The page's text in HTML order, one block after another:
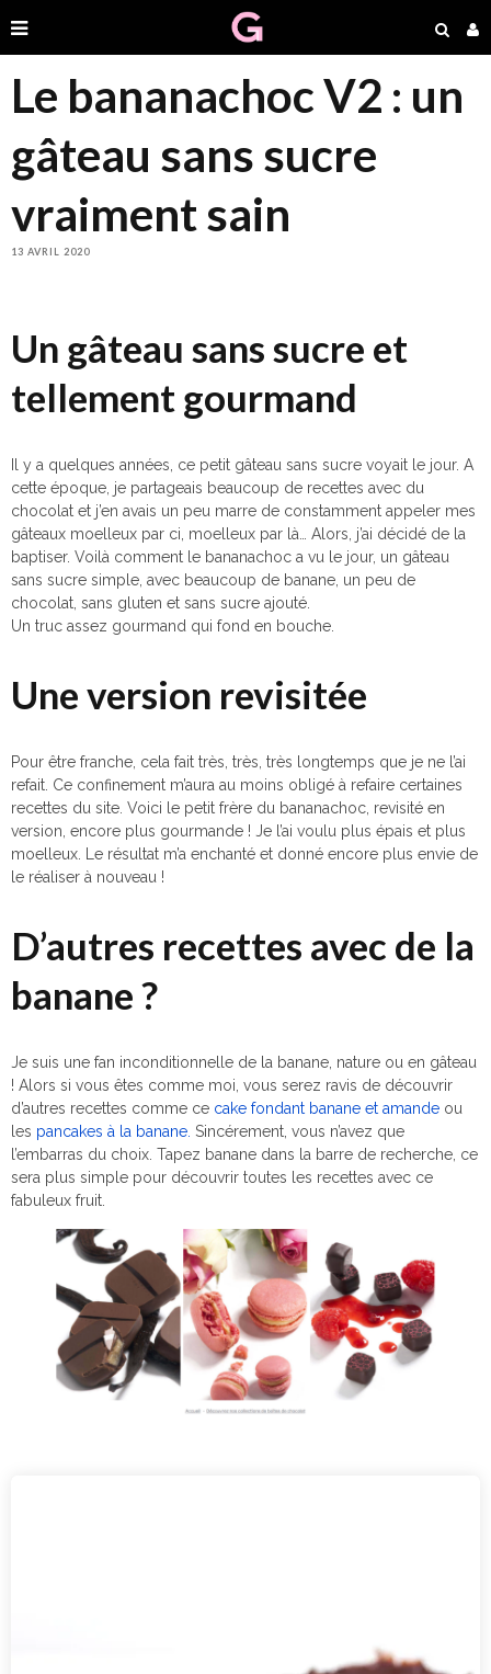
Le bananachoc V2 : un
gâteau sans sucre
vraiment sain
13 AVRIL 2020
Un gâteau sans sucre et
tellement gourmand
Il y a quelques années, ce petit gâteau sans sucre voyait le jour. A
cette époque, je partageais beaucoup de recettes avec du
chocolat et j’en avais un peu marre de constamment appeler mes
gâteaux moelleux par ci, moelleux par là… Alors, j’ai décidé de la
baptiser. Voilà comment le bananachoc a vu le jour, un gâteau
sans sucre simple, avec beaucoup de banane, un peu de
chocolat, sans gluten et sans sucre ajouté.
Un truc assez gourmand qui fond en bouche.
Une version revisitée
Pour être franche, cela fait très, très, très longtemps que je ne l’ai
refait. Ce confinement m’aura au moins obligé à refaire certaines
recettes du site. Voici le petit frère du bananachoc, revisité en
version, encore plus gourmande ! Je l’ai voulu plus épais et plus
moelleux. Le résultat m’a enchanté et donné encore plus envie de
le réaliser à nouveau !
D’autres recettes avec de la
banane ?
Je suis une fan inconditionnelle de la banane, nature ou en gâteau
! Alors si vous êtes comme moi, vous serez ravis de découvrir
d’autres recettes comme ce cake fondant banane et amande ou
les pancakes à la banane. Sincérement, vous n’avez que
l’embarras du choix. Tapez banane dans la barre de recherche, ce
sera plus simple pour découvrir toutes les recettes avec ce
fabuleux fruit.